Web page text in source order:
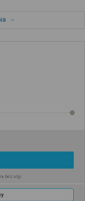
bez ulgi